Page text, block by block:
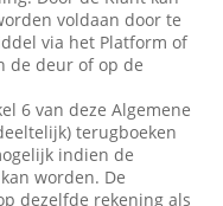
voldaan door te
via het Platform of
de deur of op de
6 van deze Algemene
terugboeken
indien de
worden. De
dezelfde rekening als